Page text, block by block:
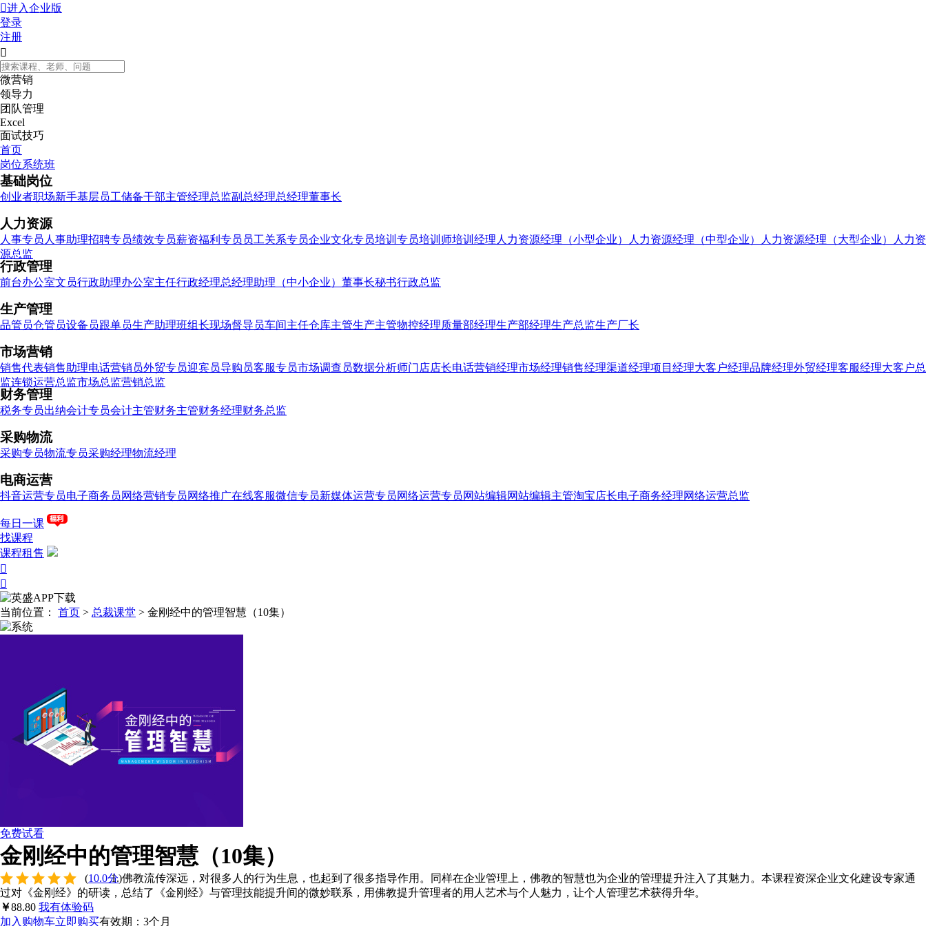
进入企业版
登录
注册

微营销
领导力
团队管理
Excel
面试技巧
首页
岗位系统班
基础岗位
创业者职场新手基层员工储备干部主管经理总监副总经理总经理董事长
人力资源
人事专员 人事助理招聘专员绩效专员薪资福利专员 员工关系专员企业文化专员培训专员培训师培训经理 人力资源经理（小型企业） 人力资源经理（中型企业） 人力资源经理（大型企业）
人力资
源总监
行政管理
前台办公室文员行政助理办公室主任行政经理总经理助理（中小企业） 董事长秘书行政总监
生产管理
品管员仓管员设备员跟单员生产助理班组长现场督导员车间主任仓库主管生产主管物控经理质量部经理生产部经理生产总监生产厂长
市场营销
销售代表销售助理电话营销员外贸专员迎宾员导购员客服专员市场调查员数据分析师门店店长电话营销经理市场经理销售经理渠道经理项目经理大客户经理品牌经理外贸经理客服经理大客户总
监连锁运营总监市场总监营销总监
财务管理
税务专员出纳会计专员会计主管财务主管财务经理财务总监
采购物流
采购专员物流专员采购经理物流经理
电商运营
抖音运营专员电子商务员网络营销专员网络推广在线客服微信专员新媒体运营专员网络运营专员网站编辑网站编辑主管淘宝店长电子商务经理网络运营总监
每日一课
找课程
课程租售


当前位置： 首页 > 总裁课堂 > 金刚经中的管理智慧（10集）
免费试看
金刚经中的管理智慧（10集）
(10.0分)佛教流传深远，对很多人的行为生息，也起到了很多指导作用。同样在企业管理上，佛教的智慧也为企业的管理提升注入了其魅力。本课程资深企业文化建设专家通
过对《金刚经》的研读，总结了《金刚经》与管理技能提升间的微妙联系，用佛教提升管理者的用人艺术与个人魅力，让个人管理艺术获得升华。
￥88.80 我有体验码
加入购物车立即购买有效期：3个月